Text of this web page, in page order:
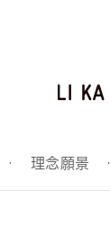
· 理念願景 ·